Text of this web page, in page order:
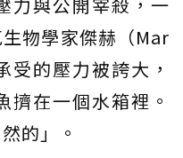
物學家傑赫（Mar
的壓力被誇大，
擠在一個水箱裡。
的」。